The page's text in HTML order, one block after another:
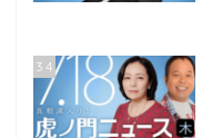
34